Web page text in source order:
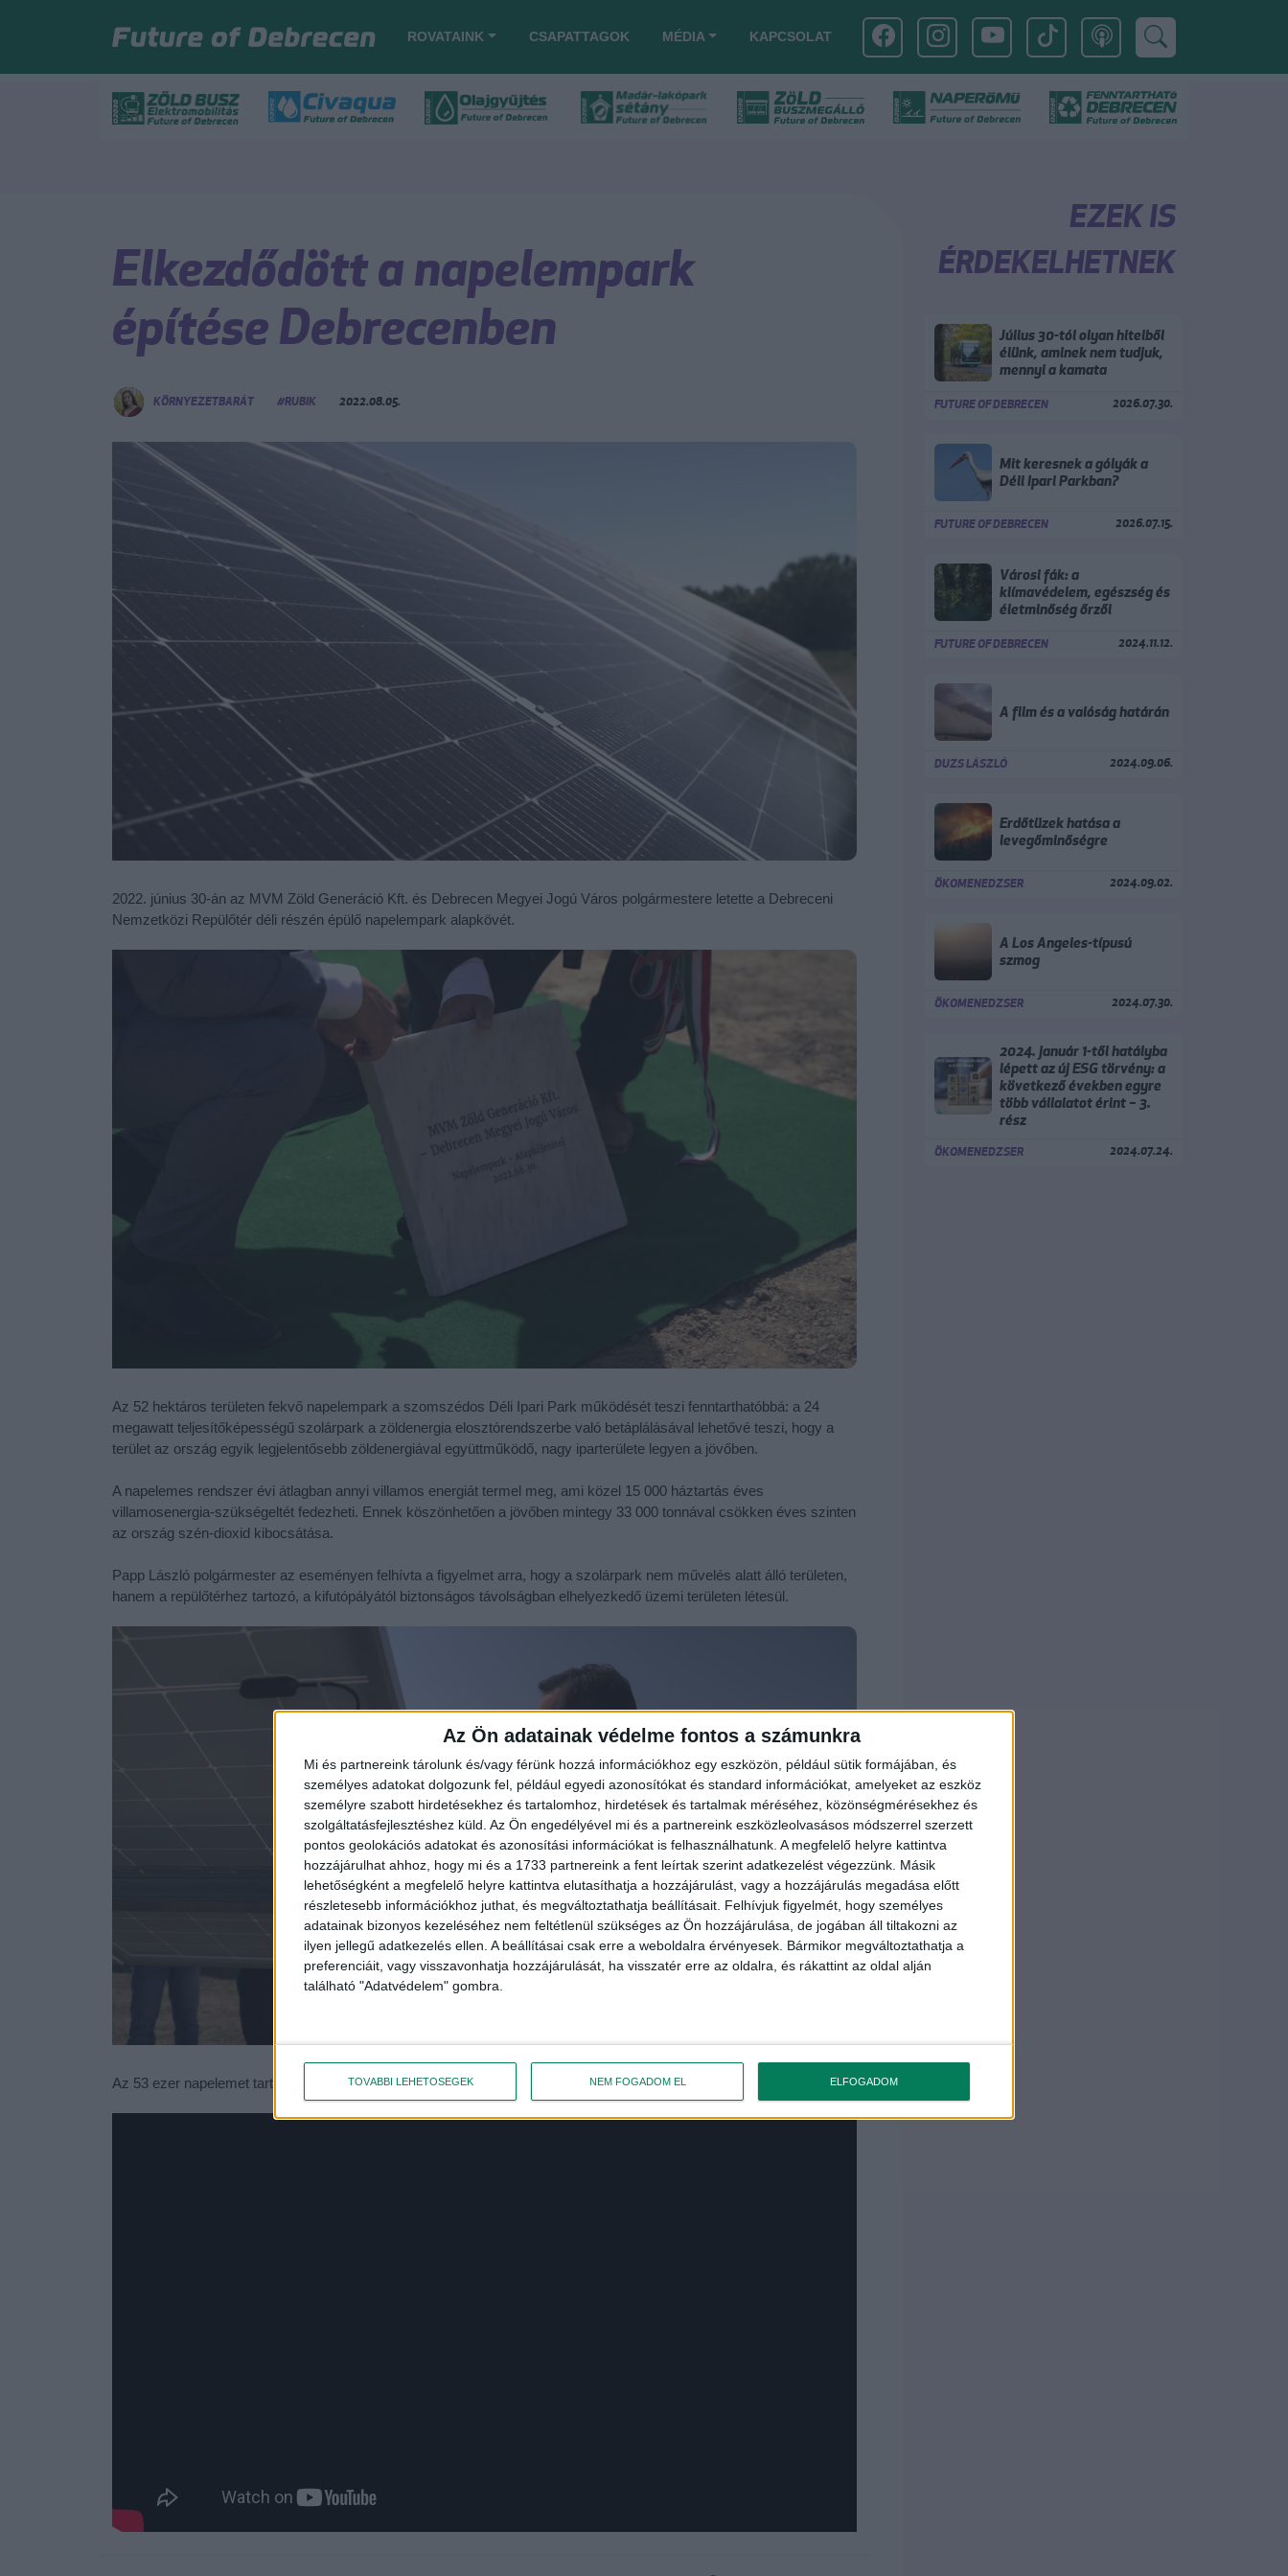
Az Ön adatainak védelme fontos a számunkra
Mi és partnereink tárolunk és/vagy férünk hozzá információkhoz egy eszközön, például sütik formájában, és
személyes adatokat dolgozunk fel, például egyedi azonosítókat és standard információkat, amelyeket az eszköz
személyre szabott hirdetésekhez és tartalomhoz, hirdetések és tartalmak méréséhez, közönségmérésekhez és
szolgáltatásfejlesztéshez küld. Az Ön engedélyével mi és a partnereink eszközleolvasásos módszerrel szerzett
pontos geolokációs adatokat és azonosítási információkat is felhasználhatunk. A megfelelő helyre kattintva
hozzájárulhat ahhoz, hogy mi és a 1733 partnereink a fent leírtak szerint adatkezelést végezzünk. Másik
lehetőségként a megfelelő helyre kattintva elutasíthatja a hozzájárulást, vagy a hozzájárulás megadása előtt
részletesebb információkhoz juthat, és megváltoztathatja beállításait. Felhívjuk figyelmét, hogy személyes
adatainak bizonyos kezeléséhez nem feltétlenül szükséges az Ön hozzájárulása, de jogában áll tiltakozni az
ilyen jellegű adatkezelés ellen. A beállításai csak erre a weboldalra érvényesek. Bármikor megváltoztathatja a
preferenciáit, vagy visszavonhatja hozzájárulását, ha visszatér erre az oldalra, és rákattint az oldal alján
található "Adatvédelem" gombra.
TOVÁBBI LEHETŐSÉGEK NEM FOGADOM EL ELFOGADOM
ROVATAINK CSAPATTAGOK MÉDIA KAPCSOLAT
Elkezdődött a napelempark
építése Debrecenben
KÖRNYEZETBARÁT #RUBIK 2022.08.05.
2022. június 30-án az MVM Zöld Generáció Kft. és Debrecen Megyei Jogú Város polgármestere letette a Debreceni
Nemzetközi Repülőtér déli részén épülő napelempark alapkövét.
Az 52 hektáros területen fekvő napelempark a szomszédos Déli Ipari Park működését teszi fenntarthatóbbá: a 24
megawatt teljesítőképességű szolárpark a zöldenergia elosztórendszerbe való betáplálásával lehetővé teszi, hogy a
terület az ország egyik legjelentősebb zöldenergiával együttműködő, nagy iparterülete legyen a jövőben.
A napelemes rendszer évi átlagban annyi villamos energiát termel meg, ami közel 15 000 háztartás éves
villamosenergia-szükségeltét fedezheti. Ennek köszönhetően a jövőben mintegy 33 000 tonnával csökken éves szinten
az ország szén-dioxid kibocsátása.
Papp László polgármester az eseményen felhívta a figyelmet arra, hogy a szolárpark nem művelés alatt álló területen,
hanem a repülőtérhez tartozó, a kifutópályától biztonságos távolságban elhelyezkedő üzemi területen létesül.
Az 53 ezer napelemet tartalmazó erőmű a tervek szerint 2022 utolsó negyedévében készül el.
EZEK IS
ÉRDEKELHETNEK
Július 30-tól olyan hitelből
élünk, aminek nem tudjuk,
mennyi a kamata
FUTURE OF DEBRECEN 2026.07.30.
Mit keresnek a gólyák a
Déli Ipari Parkban?
FUTURE OF DEBRECEN 2026.07.15.
Városi fák: a
klímavédelem, egészség és
életminőség őrzői
FUTURE OF DEBRECEN 2024.11.12.
A film és a valóság határán
DUZS LÁSZLÓ 2024.09.06.
Erdőtüzek hatása a
levegőminőségre
ÖKOMENEDZSER 2024.09.02.
A Los Angeles-típusú
szmog
ÖKOMENEDZSER 2024.07.30.
2024. január 1-től hatályba
lépett az új ESG törvény: a
következő években egyre
több vállalatot érint – 3.
rész
ÖKOMENEDZSER 2024.07.24.